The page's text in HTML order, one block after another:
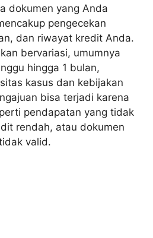
dokumen yang Anda
pengecekan
dan riwayat kredit Anda.
bervariasi, umumnya
hingga 1 bulan,
kasus dan kebijakan
bisa terjadi karena
pendapatan yang tidak
rendah, atau dokumen
valid.